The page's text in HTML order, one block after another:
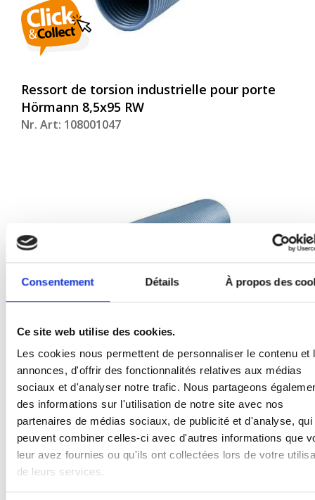
Consentement Détails À propos des
Ce site web utilise des cookies.
Les cookies nous permettent de personnaliser le contenu et
annonces, d'offrir des fonctionnalités relatives aux médias
sociaux et d'analyser notre trafic. Nous partageons
des informations sur l'utilisation de notre site avec nos
partenaires de médias sociaux, de publicité et d'analyse, qui
peuvent combiner celles-ci avec d'autres informations que
leur avez fournies ou qu'ils ont collectées lors de votre
de leurs services.
Ressort de torsion industrielle pour porte
Hörmann 8,5x95 RW
Nr. Art: 108001047
Ressort de torsion industrielle pour porte
Hörmann 9,0x95 RW
Nr. Art: 108001048